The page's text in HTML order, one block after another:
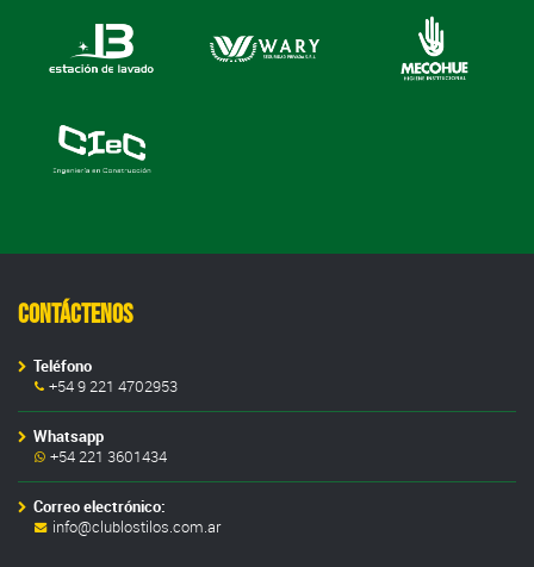
Contáctenos
Teléfono
+54 9 221 4702953
Whatsapp
+54 221 3601434
Correo electrónico:
info@clublostilos.com.ar